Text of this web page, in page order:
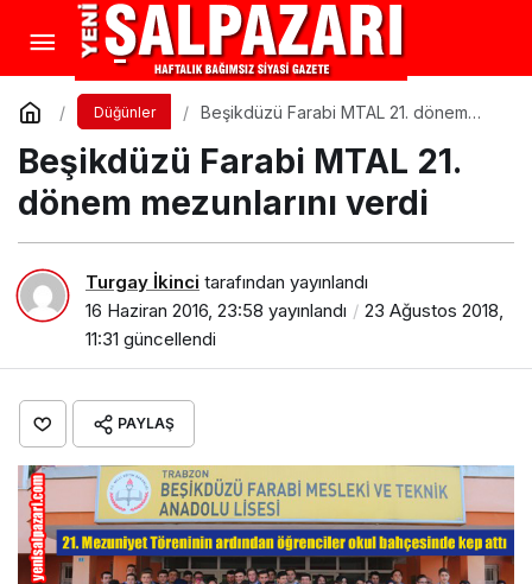
Düğünler
Beşikdüzü Farabi MTAL 21. dönem
Beşikdüzü Farabi MTAL 21.
dönem mezunlarını verdi
Turgay İkinci tarafından yayınlandı
16 Haziran 2016, 23:58 yayınlandı
23 Ağustos 2018,
11:31 güncellendi
PAYLAŞ